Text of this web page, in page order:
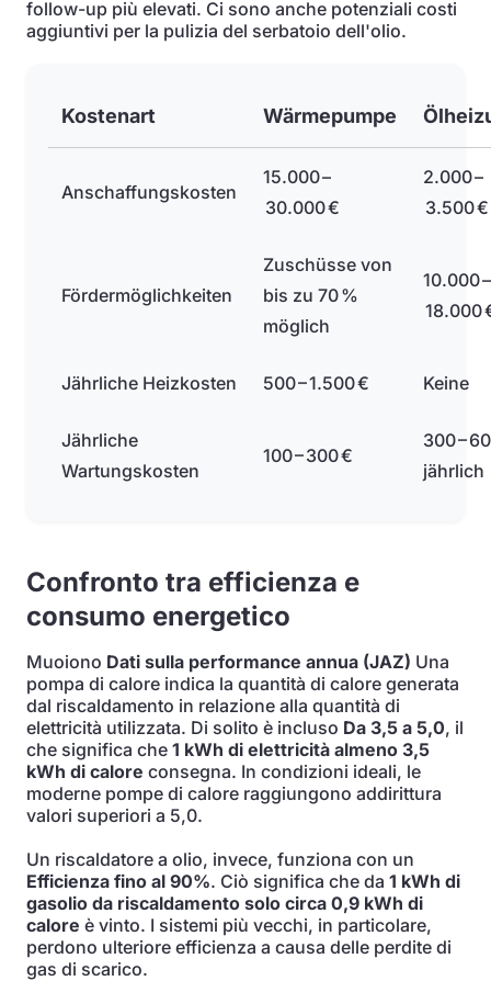
follow-up più elevati. Ci sono anche potenziali costi
aggiuntivi per la pulizia del serbatoio dell'olio.
Kostenart Wärmepumpe
Anschaffungskosten
15.000 –
30.000 €
2.000 –
3.500 €
Fördermöglichkeiten
Zuschüsse von
bis zu 70 %
möglich
10.000 –
18.000
Jährliche Heizkosten 500 – 1.500 € Keine
Jährliche
Wartungskosten
100 – 300 €
300 –
jährlich
Confronto tra efficienza e
consumo energetico
Muoiono Dati sulla performance annua (JAZ) Una
pompa di calore indica la quantità di calore generata
dal riscaldamento in relazione alla quantità di
elettricità utilizzata. Di solito è incluso Da 3,5 a 5,0, il
che significa che 1 kWh di elettricità almeno 3,5
kWh di calore consegna. In condizioni ideali, le
moderne pompe di calore raggiungono addirittura
valori superiori a 5,0.
Un riscaldatore a olio, invece, funziona con un
Efficienza fino al 90%. Ciò significa che da 1 kWh di
gasolio da riscaldamento solo circa 0,9 kWh di
calore è vinto. I sistemi più vecchi, in particolare,
perdono ulteriore efficienza a causa delle perdite di
gas di scarico.